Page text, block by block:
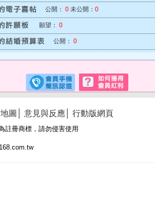
公開： 0 未公開： 0
願望： 0
公開： 0
圖 意見與反應 行動版網頁
註冊商標，請勿侵害使用